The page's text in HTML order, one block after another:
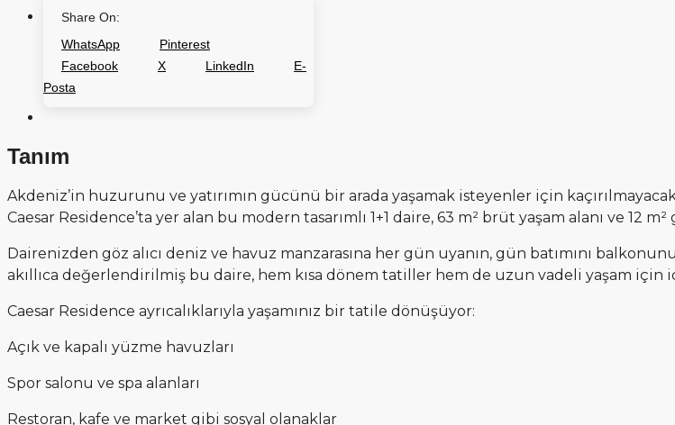
Share On:
WhatsApp
Pinterest
Facebook
X LinkedIn
E-
Posta
Tanım
Akdeniz’in huzurunu ve yatırımın gücünü bir arada yaşamak isteyenler için
Caesar Residence’ta yer alan bu modern tasarımlı 1+1 daire, 63 m² brüt yaşam alanı ve
Dairenizden göz alıcı deniz ve havuz manzarasına her gün uyanın, gün batımını
akıllıca değerlendirilmiş bu daire, hem kısa dönem tatiller hem de uzun vadeli yaşam için
Caesar Residence ayrıcalıklarıyla yaşamınız bir tatile dönüşüyor:
Açık ve kapalı yüzme havuzları
Spor salonu ve spa alanları
Restoran, kafe ve market gibi sosyal olanaklar